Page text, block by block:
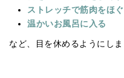
ストレッチで筋肉をほ
温かいお風呂に入る
など、目を休めるようにし